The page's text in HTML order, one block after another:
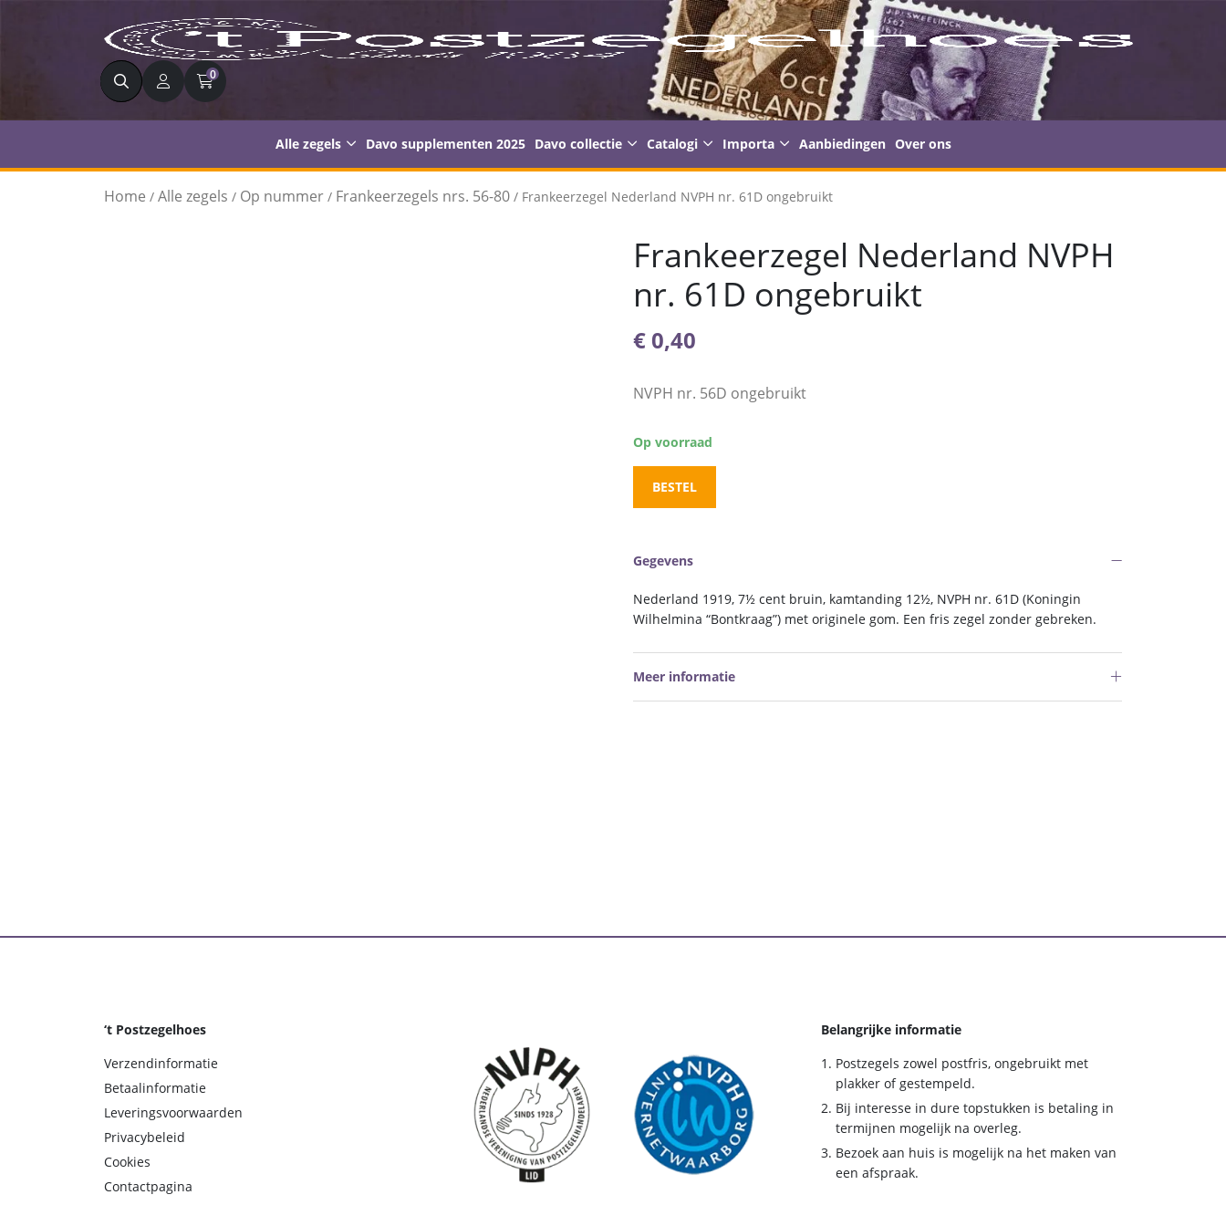
Zoeken 0
Alle zegels Davo supplementen 2025 Davo collectie Catalogi Importa Aanbiedingen Over ons
Home / Alle zegels / Op nummer / Frankeerzegels nrs. 56-80 / Frankeerzegel Nederland NVPH nr. 61D ongebruikt
Frankeerzegel Nederland NVPH
nr. 61D ongebruikt
€ 0,40
NVPH nr. 56D ongebruikt
Op voorraad
BESTEL
Gegevens
Nederland 1919, 7½ cent bruin, kamtanding 12½, NVPH nr. 61D (Koningin
Wilhelmina “Bontkraag”) met originele gom. Een fris zegel zonder gebreken.
Meer informatie
‘t Postzegelhoes
Verzendinformatie
Betaalinformatie
Leveringsvoorwaarden
Privacybeleid
Cookies
Contactpagina
Belangrijke informatie
Postzegels zowel postfris, ongebruikt met
plakker of gestempeld.
Bij interesse in dure topstukken is betaling in
termijnen mogelijk na overleg.
Bezoek aan huis is mogelijk na het maken van
een afspraak.